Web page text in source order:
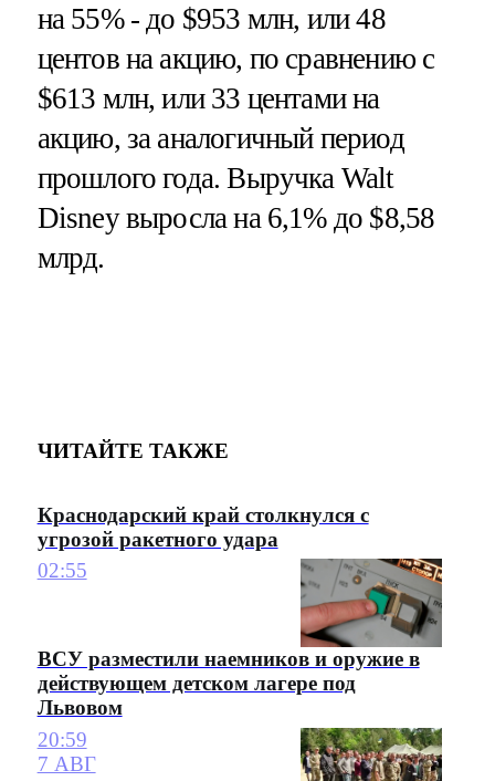
на 55% - до $953 млн, или 48
центов на акцию, по сравнению с
$613 млн, или 33 центами на
акцию, за аналогичный период
прошлого года. Выручка Walt
Disney выросла на 6,1% до $8,58
млрд.
ЧИТАЙТЕ ТАКЖЕ
Краснодарский край столкнулся с
угрозой ракетного удара
02:55
ВСУ разместили наемников и оружие в
действующем детском лагере под
Львовом
20:59
7 АВГ